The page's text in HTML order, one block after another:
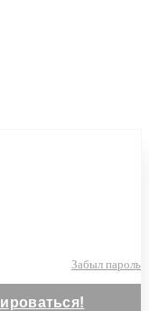
Забыл пароль